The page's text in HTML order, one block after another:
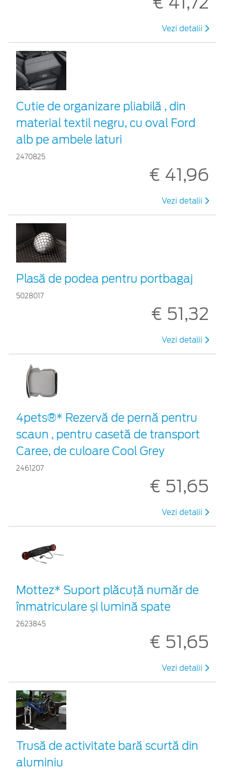
Vezi detalii
Cutie de organizare pliabilă , din
material textil negru, cu oval Ford
alb pe ambele laturi
2470825
€ 41,96
Vezi detalii
Plasă de podea pentru portbagaj
5028017
€ 51,32
Vezi detalii
4pets®* Rezervă de pernă pentru
scaun , pentru casetă de transport
Caree, de culoare Cool Grey
2461207
€ 51,65
Vezi detalii
Mottez* Suport plăcuță număr de
înmatriculare și lumină spate
2623845
€ 51,65
Vezi detalii
Trusă de activitate bară scurtă din
aluminiu